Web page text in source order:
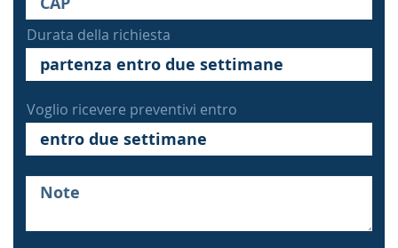
Durata della richiesta
Voglio ricevere preventivi entro